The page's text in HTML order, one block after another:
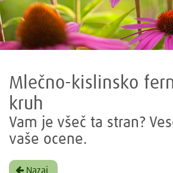
Mlečno-kislinsko
kruh
Vam je všeč ta stran?
vaše ocene.
Nazaj